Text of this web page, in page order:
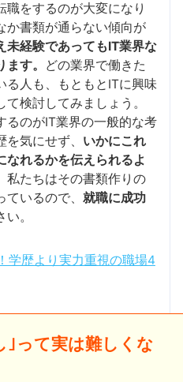
職をするのが大変になり
か書類が通らない傾向が
未経験であってもIT業界な
す。
どの業界で働きた
る人も、もともとITに興味
検討してみましょう。
るのがIT業界の一般的な考
気にせず、 いかにこれ
なれるかを伝えられるよ
私たちはその書類作りの
いるので、 就職に成功
。
学歴より実力重視の職場4
｣って実は難しくな